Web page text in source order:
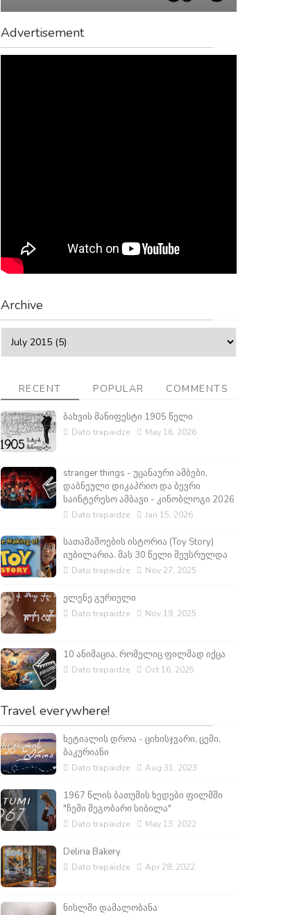
Advertisement
Archive
RECENT POPULAR COMMENTS
ბახვის მანიფესტი 1905 წელი
Dato trapaidze May 16, 2026
stranger things - უცანაური ამბები,
დაბნეული დიკაპრიო და ბევრი
საინტერესო ამბავი - კინობლოგი 2026
Dato trapaidze Jan 15, 2026
სათამაშოების ისტორია (Toy Story)
იუბილარია. მას 30 წელი შეუსრულდა
Dato trapaidze Nov 27, 2025
ელენე გურიელი
Dato trapaidze Nov 19, 2025
10 ანიმაცია, რომელიც ფილმად იქცა
Dato trapaidze Oct 16, 2025
Travel everywhere!
ხეტიალის დროა - ციხისჯვარი, ცემი,
ბაკურიანი
Dato trapaidze Aug 31, 2023
1967 წლის ბათუმის ხედები ფილმში
"ჩემი მეგობარი სიბილა"
Dato trapaidze May 13, 2022
Deliria Bakery
Dato trapaidze Apr 28, 2022
ნისლში დამალობანა